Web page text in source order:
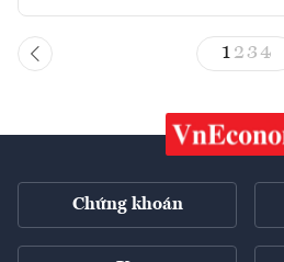
1 23 4
Chứng khoán